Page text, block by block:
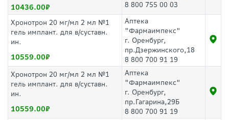
10436.00
8 800 755 00 03
Хронотрон 20 мг/мл 2 мл №1
гель имплант. для в/суставн.
ин.
10559.00
Аптека
"Фармаимпекс"
г. Оренбург,
пр.Дзержинского,18
8 800 700 91 19
Хронотрон 20 мг/мл 2 мл №1
гель имплант. для в/суставн.
ин.
10559.00
Аптека
"Фармаимпекс"
г. Оренбург,
пр.Гагарина,29Б
8 800 700 91 19